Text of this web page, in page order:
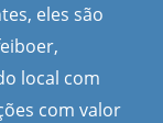
eles são
local com
com valor